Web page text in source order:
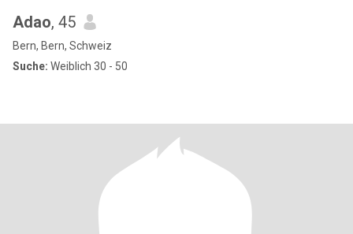
Adao, 45
Bern, Bern, Schweiz
Suche: Weiblich 30 - 50